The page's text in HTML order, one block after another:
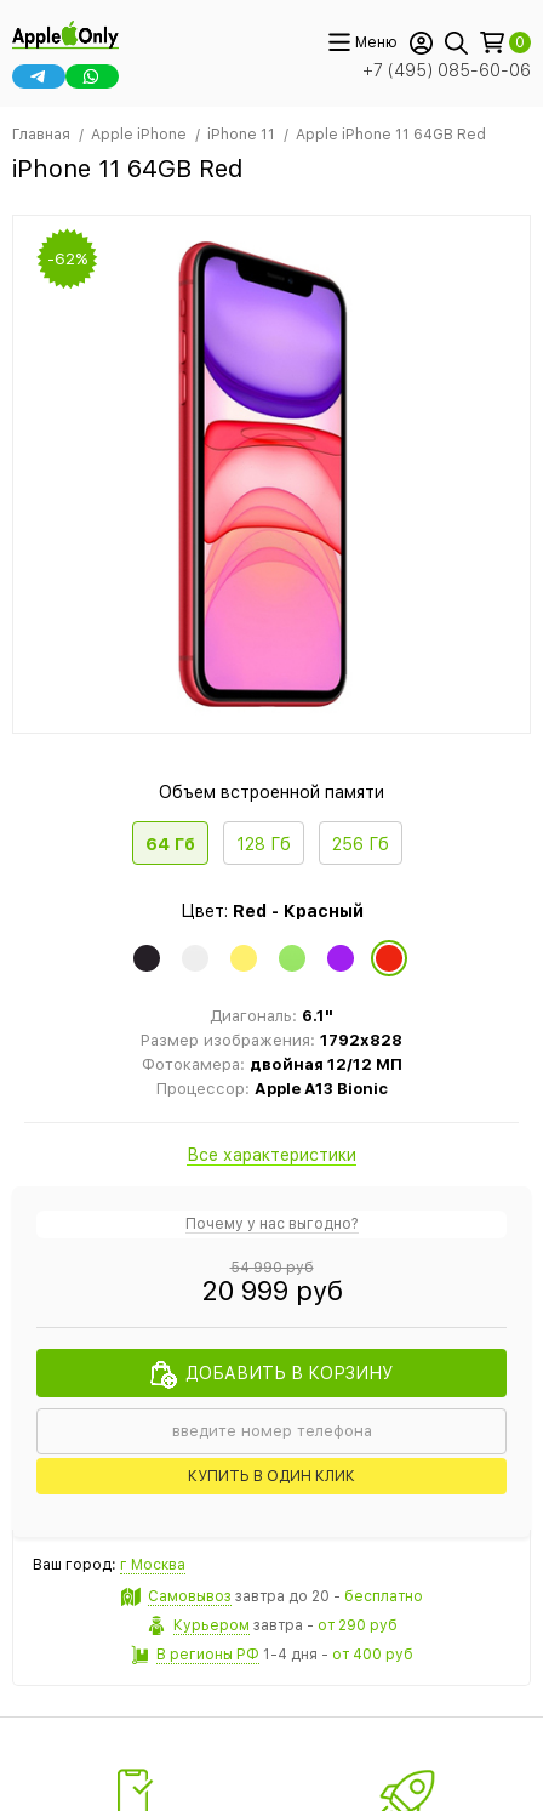
+7 (495) 085-60-06
Меню 0
Главная Apple iPhone iPhone 11 Apple iPhone 11 64GB Red
iPhone 11 64GB Red
-62%
Объем встроенной памяти
64 Гб 128 Гб 256 Гб
Цвет: Red - Красный
Диагональ: 6.1"
Размер изображения: 1792x828
Фотокамера: двойная 12/12 МП
Процессор: Apple A13 Bionic
Все характеристики
Почему у нас выгодно?
54 990 руб
20 999 руб
ДОБАВИТЬ В КОРЗИНУ
КУПИТЬ В ОДИН КЛИК
Ваш город: г Москва
Самовывоз завтра до 20 - бесплатно
Курьером завтра - от 290 руб
В регионы РФ 1-4 дня - от 400 руб